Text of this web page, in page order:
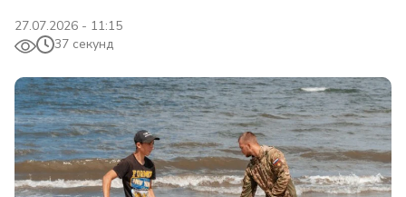
27.07.2026 - 11:15
37 секунд